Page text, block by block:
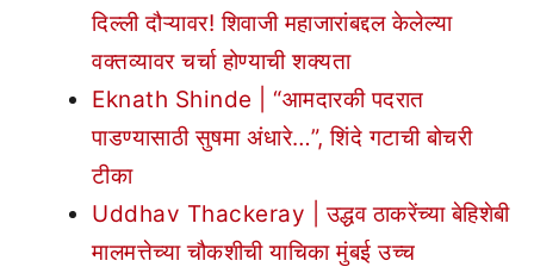
दिल्ली दौऱ्यावर! शिवाजी महाजारांबद्दल केलेल्या
वक्तव्यावर चर्चा होण्याची शक्यता
Eknath Shinde | “आमदारकी पदरात
पाडण्यासाठी सुषमा अंधारे…”, शिंदे गटाची बोचरी
टीका
Uddhav Thackeray | उद्धव ठाकरेंच्या बेहिशेबी
मालमत्तेच्या चौकशीची याचिका मुंबई उच्च